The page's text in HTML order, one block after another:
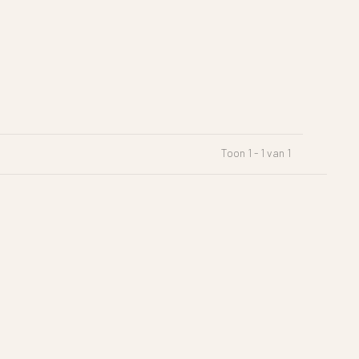
Toon 1 - 1 van 1